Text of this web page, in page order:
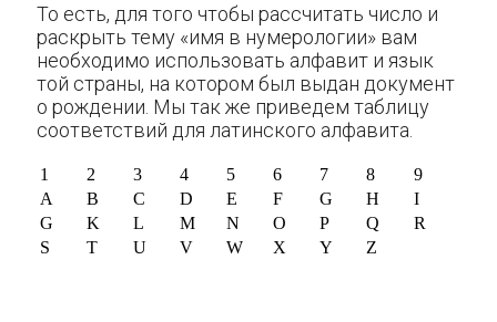
То есть, для того чтобы рассчитать число и
раскрыть тему «имя в нумерологии» вам
необходимо использовать алфавит и язык
той страны, на котором был выдан документ
о рождении. Мы так же приведем таблицу
соответствий для латинского алфавита.
1 2 3 4 5 6 7 8
9
A
B C D E F G H
I
G
K L M N O P Q
R
S
T U V W X Y Z